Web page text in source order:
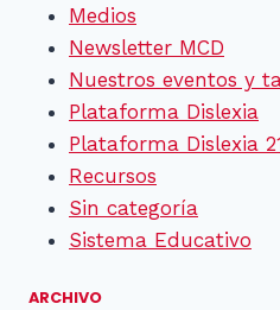
Medios
Newsletter MCD
Nuestros eventos y
Plataforma Dislexia
Plataforma Dislexia
Recursos
Sin categoría
Sistema Educativo
ARCHIVO